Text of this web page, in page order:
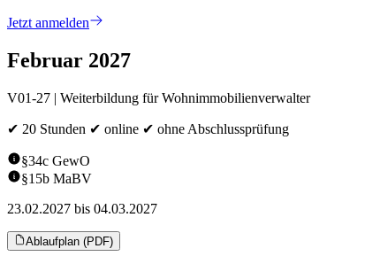
Jetzt anmelden
Februar 2027
V01-27 | Weiterbildung für Wohnimmobilienverwalter
✔ 20 Stunden ✔ online ✔ ohne Abschlussprüfung
§34c GewO
§15b MaBV
23.02.2027 bis 04.03.2027
Ablaufplan (PDF)